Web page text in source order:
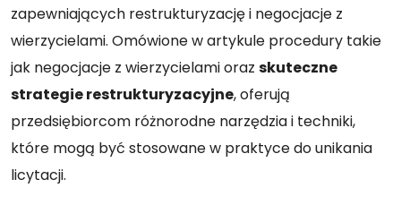
zapewniających restrukturyzację i negocjacje z
wierzycielami. Omówione w artykule procedury takie
jak negocjacje z wierzycielami oraz skuteczne
strategie restrukturyzacyjne, oferują
przedsiębiorcom różnorodne narzędzia i techniki,
które mogą być stosowane w praktyce do unikania
licytacji.